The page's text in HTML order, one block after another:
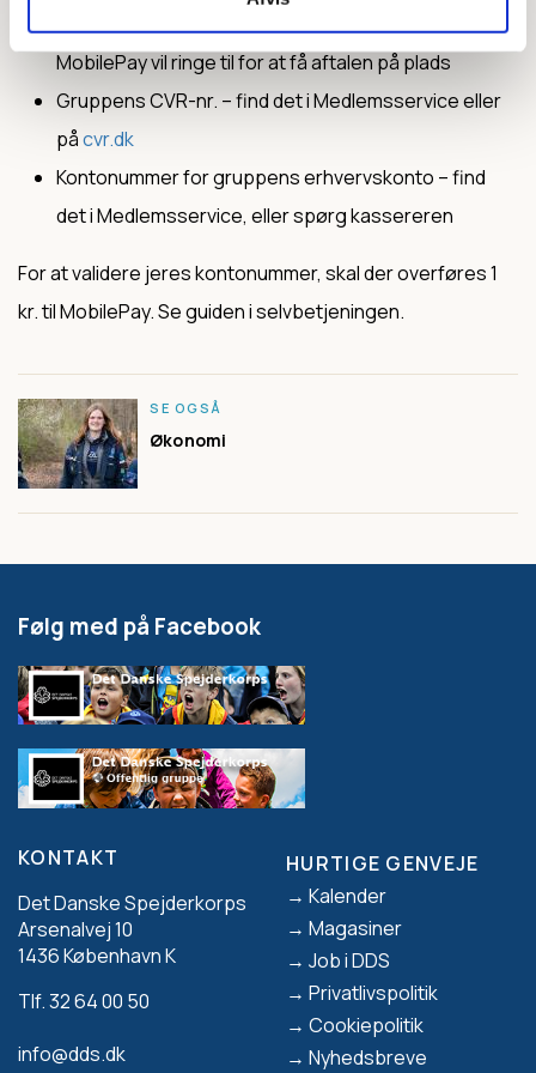
Navn og telefonnummer på kontaktperson – som
MobilePay vil ringe til for at få aftalen på plads
Gruppens CVR-nr. – find det i Medlemsservice eller
påcvr.dk
Kontonummer for gruppens erhvervskonto – find
det i Medlemsservice, eller spørg kassereren
For at validere jeres kontonummer, skal der overføres 1
kr. til MobilePay. Se guiden i selvbetjeningen.
SE OGSÅ
Økonomi
Følg med på Facebook
KONTAKT
Det Danske Spejderkorps
Arsenalvej 10
1436 København K
Tlf. 32 64 00 50
info@dds.dk
Footer
HURTIGE GENVEJE
Kalender
Magasiner
Job i DDS
Privatlivspolitik
Cookiepolitik
Nyhedsbreve